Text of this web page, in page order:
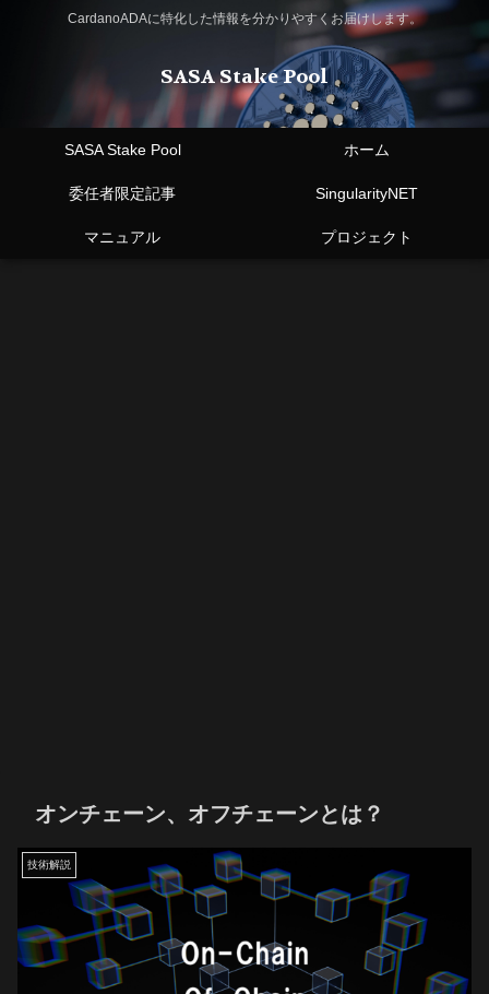
CardanoADAに特化した情報を分かりやすくお届けします。
SASA Stake Pool
SASA Stake Pool ホーム
委任者限定記事 SingularityNET
マニュアル プロジェクト
オンチェーン、オフチェーンとは？
技術解説